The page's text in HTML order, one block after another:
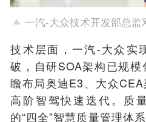
一汽-大众技术开发部总
技术层面，一汽-大众实
破，自研SOA架构已规
瞻布局奥迪E3、大众
高阶智驾快速迭代。质
的“四全”智慧质量管理体